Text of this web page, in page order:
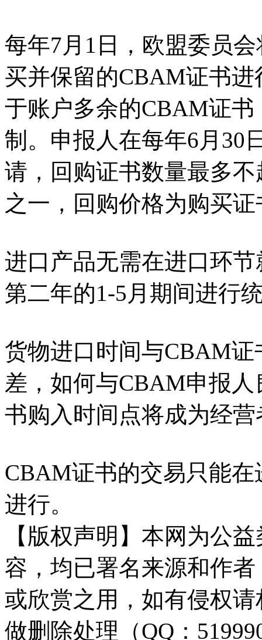
每年7月1日，欧盟委员
买并保留的CBAM证书
于账户多余的CBAM证
制。申报人在每年6月30
请，回购证书数量最多
之一，回购价格为购买
进口产品无需在进口环
第二年的1-5月期间进行
货物进口时间与CBAM
差，如何与CBAM申报
书购入时间点将成为经
CBAM证书的交易只能
进行。
【版权声明】本网为公
容，均已署名来源和作
或欣赏之用，如有侵权
做删除处理（QQ：